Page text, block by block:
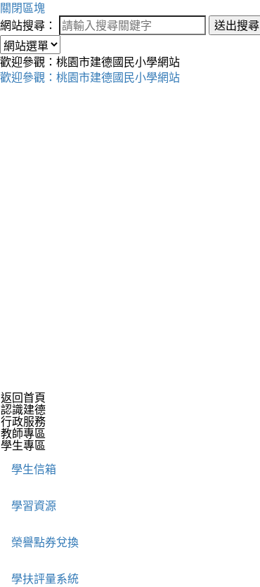
關閉區塊
網站搜尋：
送出搜尋
歡迎參觀：桃園市建德國民小學網站
歡迎參觀：桃園市建德國民小學網站
返回首頁
認識建德
行政服務
教師專區
學生專區
學生信箱
學習資源
榮譽點券兌換
學扶評量系統